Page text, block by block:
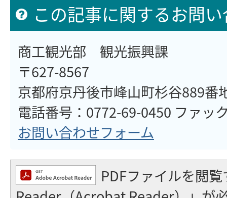
この記事に関するお問
商工観光部 観光振興課
〒627-8567
京都府京丹後市峰山町杉谷889番
電話番号：0772-69-0450 ファッ
お問い合わせフォーム
PDFファイルを閲